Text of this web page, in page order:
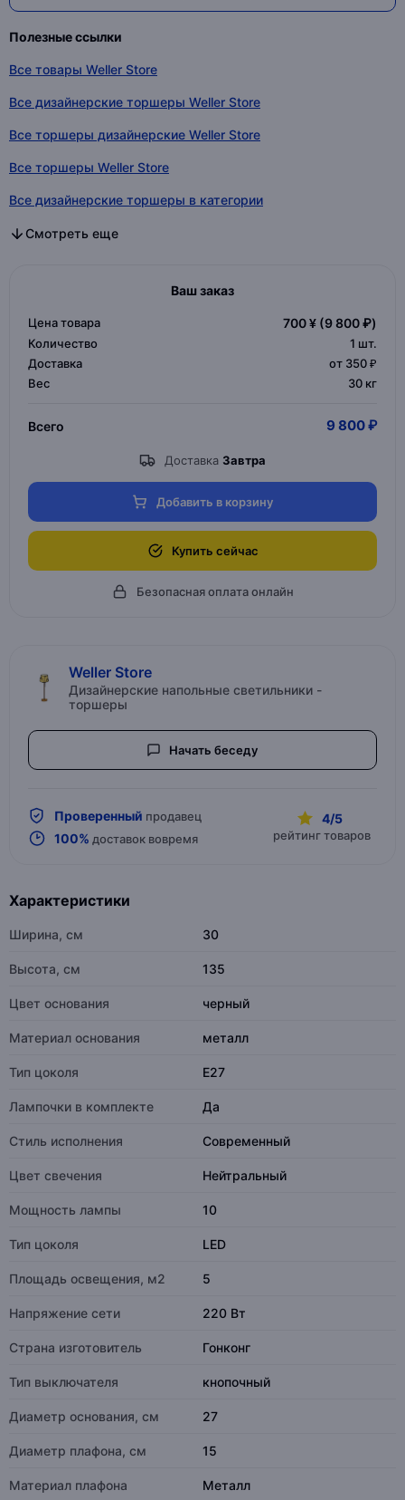
Полезные ссылки
Все товары Weller Store
Все дизайнерские торшеры Weller Store
Все торшеры дизайнерские Weller Store
Все торшеры Weller Store
Все дизайнерские торшеры в категории
Все торшеры дизайнерские в категории
Все торшеры в категории
Смотреть еще
Ваш заказ
Цена товара 700 ¥ (9 800 ₽)
Количество 1 шт.
Доставка
от 350 ₽
Вес
30 кг
Всего 9 800 ₽
Доставка Завтра
Добавить в корзину
Купить сейчас
Безопасная оплата онлайн
Weller Store
Дизайнерские напольные светильники -
торшеры
Начать беседу
Проверенный продавец
100% доставок вовремя
4/5
рейтинг товаров
Характеристики
Ширина, см 30
Высота, см 135
Цвет основания черный
Материал основания металл
Тип цоколя E27
Лампочки в комплекте Да
Стиль исполнения Современный
Цвет свечения Нейтральный
Мощность лампы 10
Тип цоколя LED
Площадь освещения, м2 5
Напряжение сети 220 Вт
Страна изготовитель Гонконг
Тип выключателя кнопочный
Диаметр основания, см 27
Диаметр плафона, см 15
Материал плафона Металл